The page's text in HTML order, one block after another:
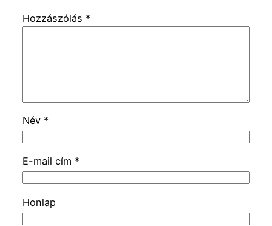
Hozzászólás *
Név *
E-mail cím *
Honlap